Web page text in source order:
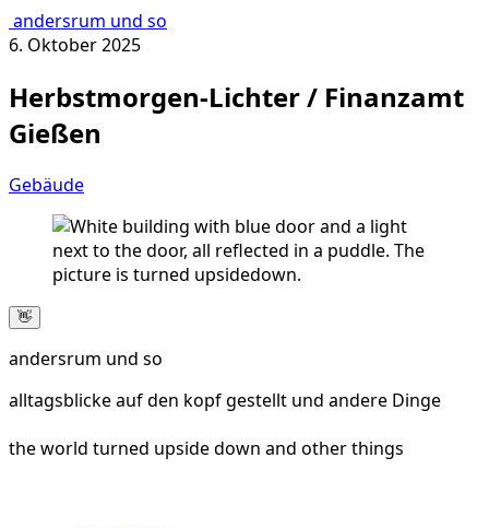
andersrum und so
6. Oktober 2025
Herbstmorgen-Lichter / Finanzamt
Gießen
Gebäude
👋
andersrum und so
alltagsblicke auf den kopf gestellt und andere Dinge
the world turned upside down and other things